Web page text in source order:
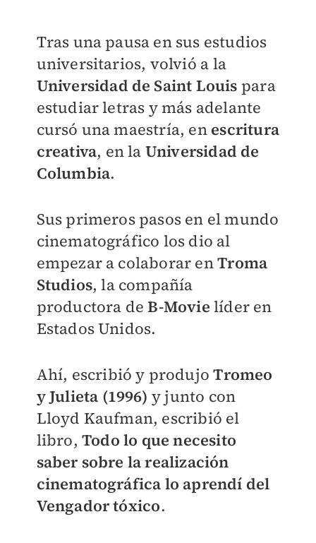
Tras una pausa en sus estudios
universitarios, volvió a la
Universidad de Saint Louis para
estudiar letras y más adelante
cursó una maestría, en escritura
creativa, en la Universidad de
Columbia.
Sus primeros pasos en el mundo
cinematográfico los dio al
empezar a colaborar enTroma
Studios, la compañía
productora de B-Movie líder en
Estados Unidos.
Ahí, escribió y produjoTromeo
y Julieta (1996) y junto con
Lloyd Kaufman, escribió el
libro, Todo lo que necesito
saber sobre la realización
cinematográfica lo aprendí del
Vengador tóxico.